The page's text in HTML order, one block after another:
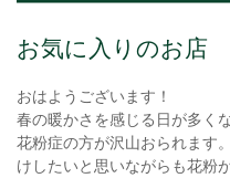
お気に入りのお店
おはようございます！
春の暖かさを感じる日が多く
花粉症の方が沢山おられます
けしたいと思いながらも花粉